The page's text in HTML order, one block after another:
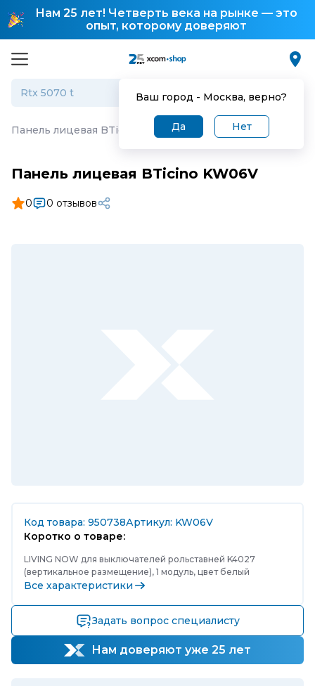
Нам 25 лет! Четверть века на рынке — это
опыт, которому доверяют
Ваш город - Москва, верно?
Да Нет
Панель лицевая BTicino KW06V
Панель лицевая BTicino KW06V
0 0 отзывов
Код товара: 950738Артикул: KW06V
Коротко о товаре:
LIVING NOW для выключателей рольставней K4027
(вертикальное размещение), 1 модуль, цвет белый
Все характеристики
Задать вопрос специалисту
Нам доверяют уже 25 лет